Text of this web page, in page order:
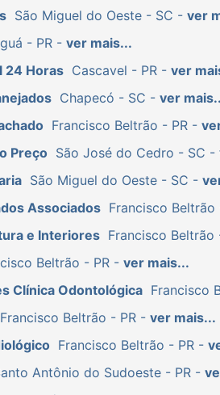
São Miguel do Oeste - SC - ver
- PR - ver mais...
24 Horas Cascavel - PR - ver
Chapecó - SC - ver
Francisco Beltrão - PR -
Preço São José do Cedro - SC -
São Miguel do Oeste - SC -
Associados Francisco Beltrão
e Interiores Francisco Beltrão
Beltrão - PR - ver mais...
Clínica Odontológica Francisco
Francisco Beltrão - PR - ver mais...
Francisco Beltrão - PR -
Antônio do Sudoeste - PR -